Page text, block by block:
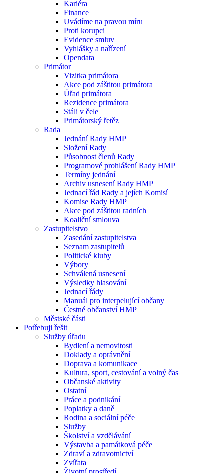
Kariéra
Finance
Uvádíme na pravou míru
Proti korupci
Evidence smluv
Vyhlášky a nařízení
Opendata
Primátor
Vizitka primátora
Akce pod záštitou primátora
Úřad primátora
Rezidence primátora
Stáli v čele
Primátorský řetěz
Rada
Jednání Rady HMP
Složení Rady
Působnost členů Rady
Programové prohlášení Rady HMP
Termíny jednání
Archiv usnesení Rady HMP
Jednací řád Rady a jejích Komisí
Komise Rady HMP
Akce pod záštitou radních
Koaliční smlouva
Zastupitelstvo
Zasedání zastupitelstva
Seznam zastupitelů
Politické kluby
Výbory
Schválená usnesení
Výsledky hlasování
Jednací řády
Manuál pro interpelující občany
Čestné občanství HMP
Městské části
Potřebuji řešit
Služby úřadu
Bydlení a nemovitosti
Doklady a oprávnění
Doprava a komunikace
Kultura, sport, cestování a volný čas
Občanské aktivity
Ostatní
Práce a podnikání
Poplatky a daně
Rodina a sociální péče
Služby
Školství a vzdělávání
Výstavba a památková péče
Zdraví a zdravotnictví
Zvířata